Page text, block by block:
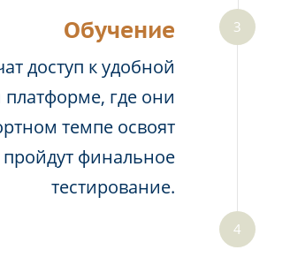
Обучение
доступ к удобной
где они
темпе освоят
финальное
тестирование.